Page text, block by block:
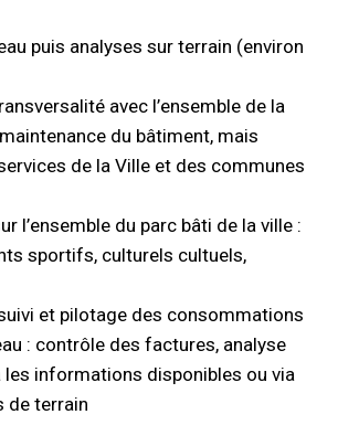
puis analyses sur terrain (environ
avec l’ensemble de la
du bâtiment, mais
de la Ville et des communes
l’ensemble du parc bâti de la ville :
sportifs, culturels cultuels,
et pilotage des consommations
: contrôle des factures, analyse
les informations disponibles ou via
de terrain